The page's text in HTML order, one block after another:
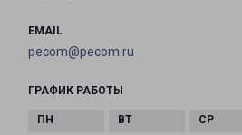
EMAIL
pecom@pecom.ru
ГРАФИК РАБОТЫ